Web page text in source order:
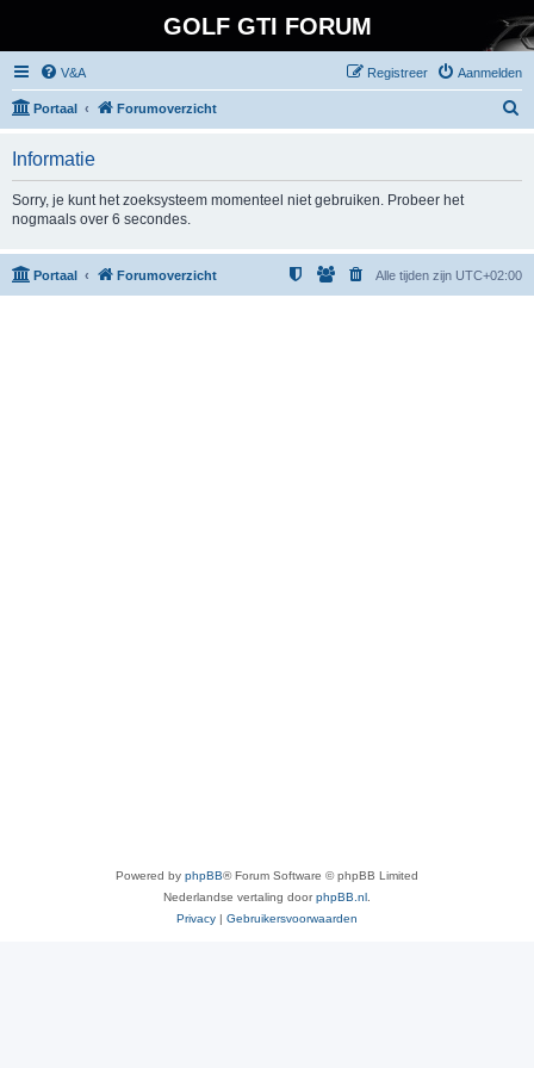
GOLF GTI FORUM
V&A Aanmelden
Registreer
Portaal Forumoverzicht
Informatie
Sorry, je kunt het zoeksysteem momenteel niet gebruiken. Probeer het
nogmaals over 6 secondes.
Portaal Forumoverzicht Alle tijden zijn UTC+02:00
Powered by phpBB® Forum Software © phpBB Limited
Nederlandse vertaling doorphpBB.nl
Privacy | Gebruikersvoorwaarden